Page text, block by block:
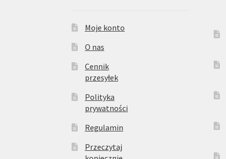
Moje konto
O nas
Cennik
przesyłek
Polityka
prywatności
Regulamin
Przeczytaj